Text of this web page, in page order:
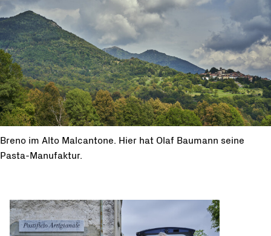
Breno im Alto Malcantone. Hier hat Olaf Baumann seine
Pasta-Manufaktur.